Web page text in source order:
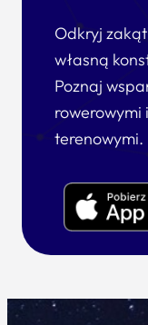
Odkryj
własną
Poznaj
rowerowymi
terenowymi.